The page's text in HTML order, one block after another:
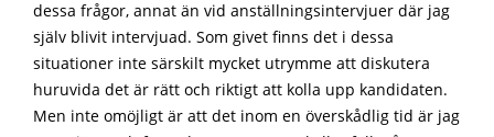
dessa frågor, annat än vid anställningsintervjuer där jag
själv blivit intervjuad. Som givet finns det i dessa
situationer inte särskilt mycket utrymme att diskutera
huruvida det är rätt och riktigt att kolla upp kandidaten.
Men inte omöjligt är att det inom en överskådlig tid är jag